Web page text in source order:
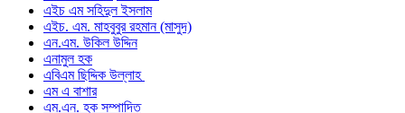
এইচ এম সহিদুল ইসলাম
এইচ. এম. মাহবুবুর রহমান (মাসুদ)
এন.এম. উকিল উদ্দিন
এনামুল হক
এবিএম ছিদ্দিক উল্লাহ
এম এ বাশার
এম.এন. হক সম্পাদিত